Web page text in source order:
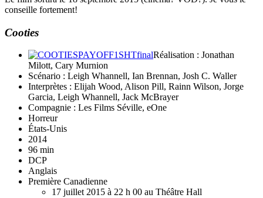
conseille fortement!
Cooties
Réalisation : Jonathan
Milott, Cary Murnion
Scénario : Leigh Whannell, Ian Brennan, Josh C. Waller
Interprètes : Elijah Wood, Alison Pill, Rainn Wilson, Jorge
Garcia, Leigh Whannell, Jack McBrayer
Compagnie : Les Films Séville, eOne
Horreur
États-Unis
2014
96 min
DCP
Anglais
Première Canadienne
17 juillet 2015 à 22 h 00 au Théâtre Hall